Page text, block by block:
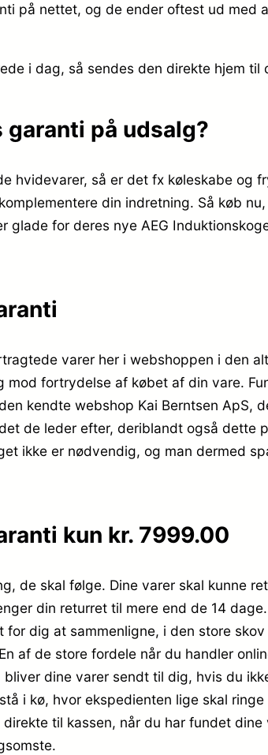
på nettet, og de ender oftest ud med
i dag, så sendes den direkte hjem til
garanti på udsalg?
hvidevarer, så er det fx køleskabe og
din indretning. Så køb nu,
for deres nye AEG
varer her i webshoppen i den
fortrydelse af købet af din vare.
kendte webshop Kai Berntsen ApS,
de leder efter, deriblandt også dette
ikke er nødvendig, og man dermed
kun kr. 7999.00
de skal følge. Dine varer skal kunne
din returret til mere end de 14
dig at sammenligne, i den store
af de store fordele når du handler
dine varer sendt til dig, hvis du
i kø, hvor ekspedienten lige skal
til kassen, når du har fundet dine